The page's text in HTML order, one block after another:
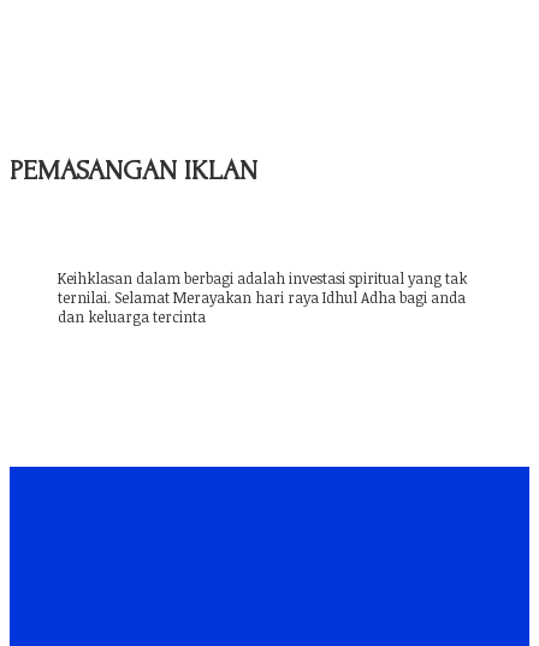
PEMASANGAN IKLAN
Keihklasan dalam berbagi adalah investasi spiritual yang tak
ternilai. Selamat Merayakan hari raya Idhul Adha bagi anda
dan keluarga tercinta